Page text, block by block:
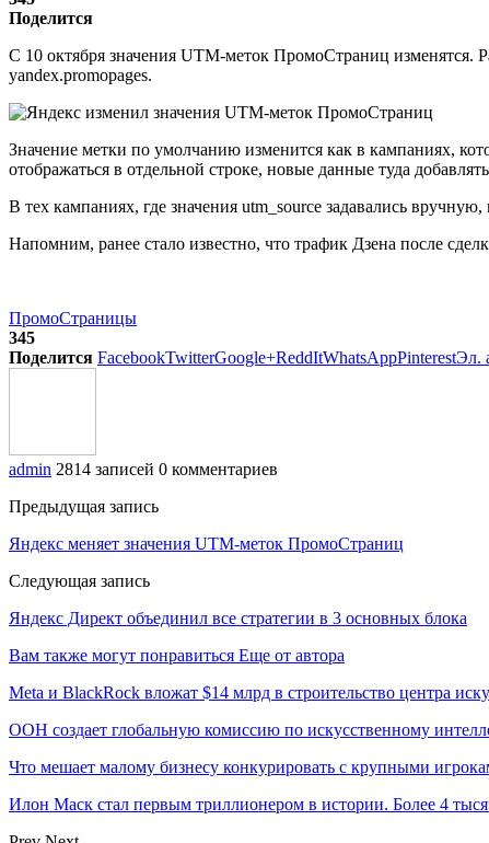
Поделится
С 10 октября значения UTM-меток ПромоСтраниц изменятся.
yandex.promopages.
Значение метки по умолчанию изменится как в кампаниях,
отображаться в отдельной строке, новые данные туда
В тех кампаниях, где значения utm_source задавались вручную,
Напомним, ранее стало известно, что трафик Дзена после
ПромоСтраницы
345
Поделится FacebookTwitterGoogle+ReddItWhatsAppPinterestЭл.
admin 2814 записей 0 комментариев
Предыдущая запись
Яндекс меняет значения UTM-меток ПромоСтраниц
Следующая запись
Яндекс Директ объединил все стратегии в 3 основных блока
Вам также могут понравиться Еще от автора
Meta и BlackRock вложат $14 млрд в строительство центра
ООН создает глобальную комиссию по искусственному
Что мешает малому бизнесу конкурировать с крупными
Илон Маск стал первым триллионером в истории. Более 4